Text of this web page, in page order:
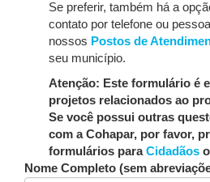
Se preferir, também há a
contato por telefone ou
nossos Postos de
seu município.
Atenção: Este formulário é
projetos relacionados ao
Se você possui outras
com a Cohapar, por favor,
formulários paraCidadãos
Nome Completo (sem